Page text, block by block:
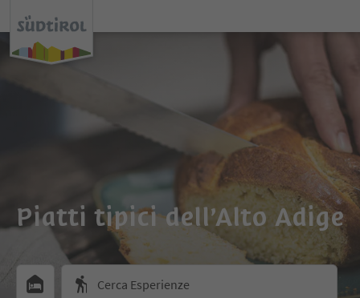
Piatti tipici dell’Alto Adige
Cerca Esperienze